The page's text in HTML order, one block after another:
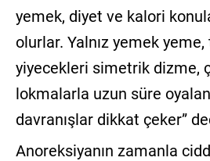
yemek, diyet ve kalori
olurlar. Yalnız yemek
yiyecekleri simetrik dizme,
lokmalarla uzun süre
davranışlar dikkat çeker”
Anoreksiyanın zamanla